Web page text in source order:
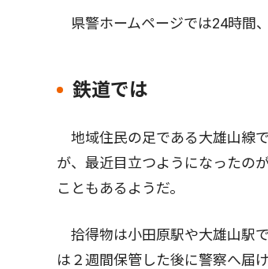
県警ホームページでは24時間
鉄道では
地域住民の足である大雄山線
が、最近目立つようになったの
こともあるようだ。
拾得物は小田原駅や大雄山駅
は２週間保管した後に警察へ届